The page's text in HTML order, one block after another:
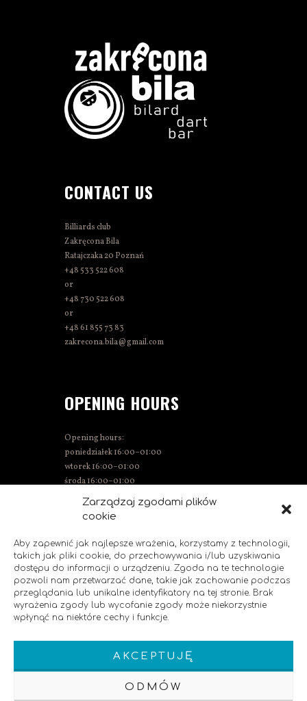
Zarządzaj zgodami plików
cookie
Aby zapewnić jak najlepsze wrażenia, korzystamy z technologii,
takich jak pliki cookie, do przechowywania i/lub uzyskiwania
dostępu do informacji o urządzeniu. Zgoda na te technologie
pozwoli nam przetwarzać dane, takie jak zachowanie podczas
przeglądania lub unikalne identyfikatory na tej stronie. Brak
wyrażenia zgody lub wycofanie zgody może niekorzystnie
wpłynąć na niektóre cechy i funkcje.
AKCEPTUJĘ
ODMÓW
CONTACT US
Billiards club
Zakręcona Bila
Ratajczaka 20 Poznań
+48 533 522 608
or
+48 730 522 608
or
+48 61 855 73 83
zakrecona.bila@gmail.com
OPENING HOURS
Opening hours:
poniedziałek 16:00–01:00
wtorek 16:00–01:00
środa 16:00–01:00
Thursday 15:00–01:00
Friday 15:00–02:00
Sunday 14:00–00:00
SOCIAL MEDIA